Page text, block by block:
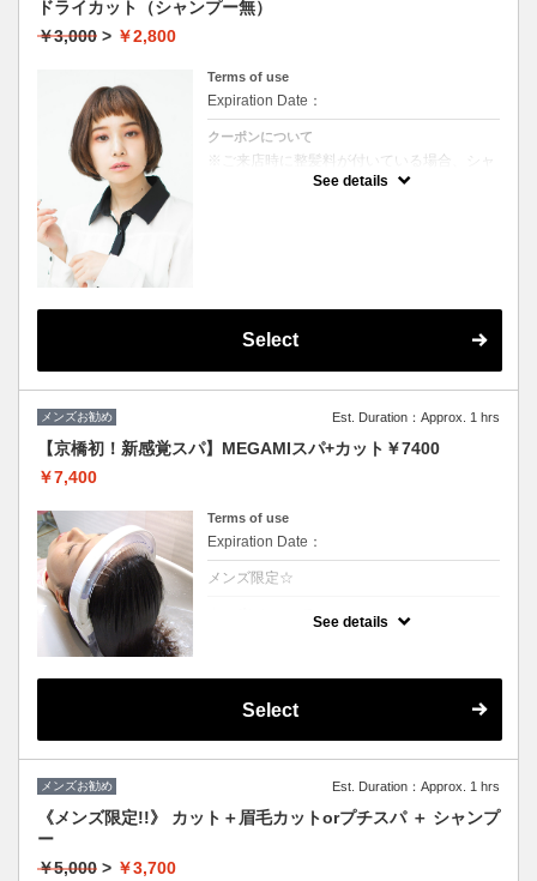
ドライカット（シャンプー無）
￥3,000 > ￥2,800
Terms of use
Expiration Date：
クーポンについて
※ご来店時に整髪料が付いている場合、シャ
ンプーを追加していただく場合がございま
す。（＋1000円）
See details
Select
メンズお勧め Est. Duration：Approx. 1 hrs
【京橋初！新感覚スパ】MEGAMIスパ+カット￥7400
￥7,400
Terms of use
Expiration Date：
メンズ限定☆
る頭皮の匂いなどもなくなります☆（髪の毛
に付着しているカルシュウムを除去すること
により根本の立ち上がりが凄いです）
See details
Select
メンズお勧め Est. Duration：Approx. 1 hrs
《メンズ限定!!》 カット＋眉毛カットorプチスパ ＋ シャンプ
ー
￥5,000 > ￥3,700